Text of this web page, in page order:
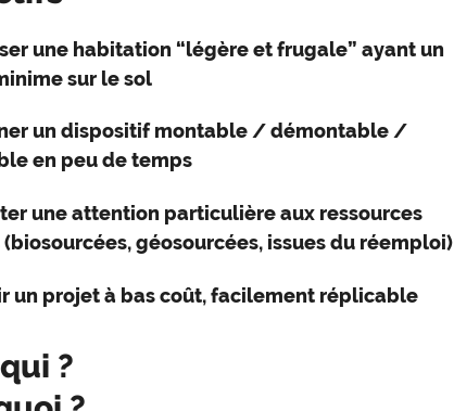
une habitation “légère et frugale” ayant un
sur le sol
un dispositif montable / démontable /
en peu de temps
une attention particulière aux ressources
géosourcées, issues du réemploi)
un projet à bas coût, facilement réplicable
?